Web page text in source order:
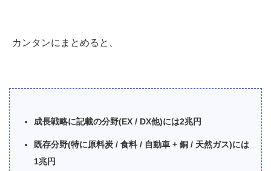
カンタンにまとめると、
成長戦略に記載の分野(EX / DX他)には2兆円
既存分野(特に原料炭 / 食料 / 自動車 + 銅 / 天然ガス)には
1兆円